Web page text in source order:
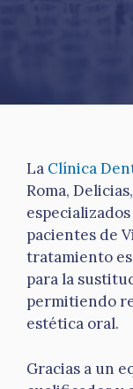
La Clínica
Roma,
pacientes de
tratamiento
para la
permitiendo
estética oral.
Gracias a un